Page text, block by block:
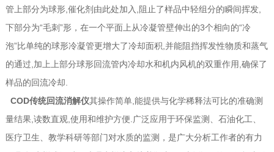
管上部分为球形,催化剂由此处加入,阻止了样品中轻组分的瞬间挥发,
下部分为“毛刺”形，在一个平面上从冷凝管壁伸出的3个相向的“冷
泡”比单纯的球形冷凝管更增大了冷却面积,并能阻挡挥发性物质和蒸气
的通过,加上上部分球形回流管内冷却水和机内风机的双重作用,确保了
样品的回流冷却.
COD传统回流消解仪其操作简单,能提供与化学稀释法可比的准确测
量结果,读数直观,使用和维护方便.广泛应用于环保监测、石油化工、
医疗卫生、教学科研等部门对水质的监测，是广大分析工作者的有力